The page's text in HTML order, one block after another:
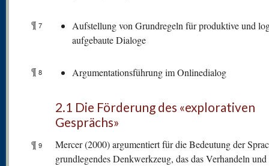
¶ 7
Aufstellung von Grundregeln für produktive und
aufgebaute Dialoge
¶ 8 Argumentationsführung im Onlinedialog
2.1 Die Förderung des «explorativen
Gesprächs»
¶ 9
Mercer (2000) argumentiert für die Bedeutung der
grundlegendes Denkwerkzeug, das das Verhandeln